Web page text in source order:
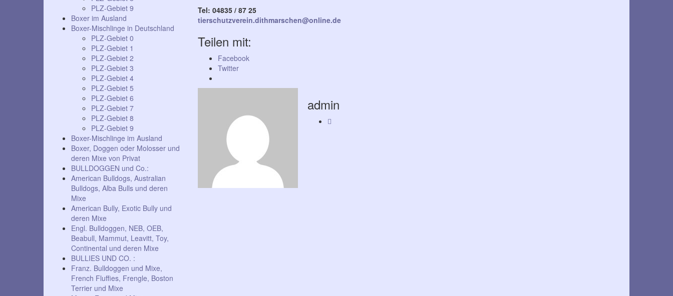
Tel: 04835 / 87 25
tierschutzverein.dithmarschen@online.de
Teilen mit:
Facebook
Twitter
admin
PLZ-Gebiet 9
Boxer im Ausland
Boxer-Mischlinge in Deutschland
PLZ-Gebiet 0
PLZ-Gebiet 1
PLZ-Gebiet 2
PLZ-Gebiet 3
PLZ-Gebiet 4
PLZ-Gebiet 5
PLZ-Gebiet 6
PLZ-Gebiet 7
PLZ-Gebiet 8
PLZ-Gebiet 9
Boxer-Mischlinge im Ausland
Boxer, Doggen oder Molosser und
deren Mixe von Privat
BULLDOGGEN und Co.:
American Bulldogs, Australian
Bulldogs, Alba Bulls und deren
Mixe
American Bully, Exotic Bully und
deren Mixe
Engl. Bulldoggen, NEB, OEB,
Beabull, Mammut, Leavitt, Toy,
Continental und deren Mixe
BULLIES UND CO. :
Franz. Bulldoggen und Mixe,
French Fluffies, Frengle, Boston
Terrier und Mixe